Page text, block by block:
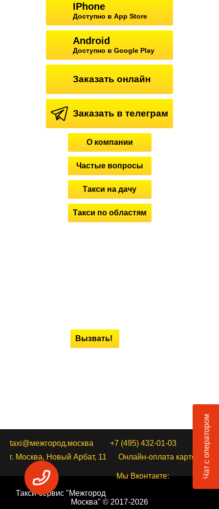
IPhone
Доступно в App Store
Android
Доступно в Google Play
Заказать онлайн
Заказать в телеграм
Вызвать!
О компании
Частые вопросы
Такси на дачу
Такси по областям
taxi@межгород.москва
+7 (495) 432-01-03
г. Москва, Новый Арбат, 11
Онлайн-оплата картой
Мы Вконтакте:
Такси-сервис "Межгород
Москва" © 2017-2026
Чат с оператором